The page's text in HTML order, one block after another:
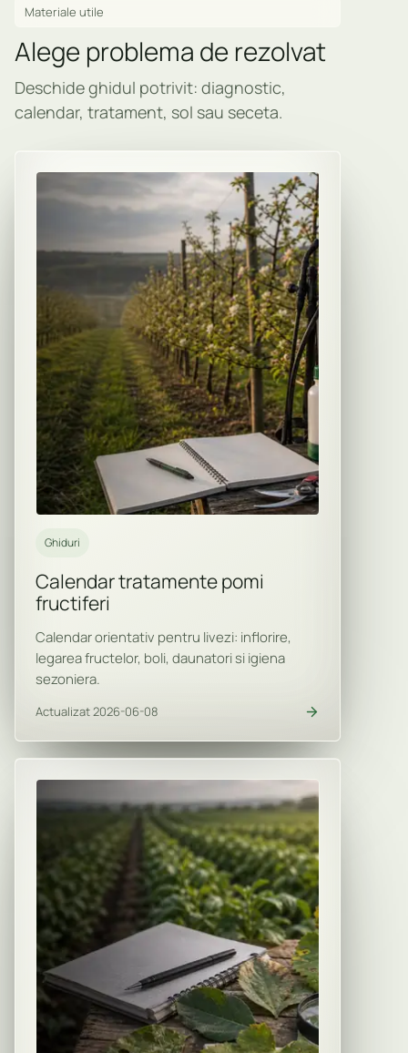
Materiale utile
Alege problema de rezolvat
Deschide ghidul potrivit: diagnostic,
calendar, tratament, sol sau seceta.
Ghiduri
Calendar tratamente pomi
fructiferi
Calendar orientativ pentru livezi: inflorire,
legarea fructelor, boli, daunatori si igiena
sezoniera.
Actualizat 2026-06-08